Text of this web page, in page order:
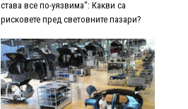
става все по-уязвима“: Какви са
рисковете пред световните пазари?